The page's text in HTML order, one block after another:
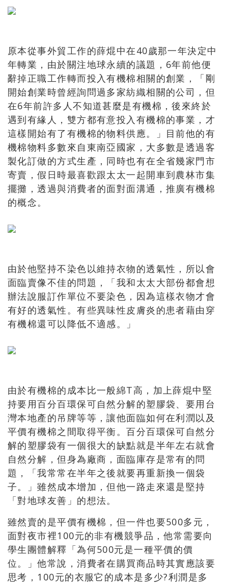
原本從事外貿工作的薛焜中在40歲那一年決定中
年轉業，由於關注地球永續的議題，6年前他便
辭掉正職工作轉而投入有機棉相關的創業，「剛
開始創業時曾經詢問過多家紡織相關的公司，但
在6年前許多人不知道甚麼是有機棉，後來終於
遇到有緣人，雙方都有意投入有機棉的事業，才
這樣開始有了有機棉的物料供應。」目前他的有
機棉物料多數來自東南亞國家，大多數是透過客
製化訂做的方式生產，同時也有在全省幾家門市
寄賣，假日時最喜歡跟太太一起開車到農林市集
擺攤，透過與消費者的面對面溝通，推廣有機棉
的概念。
由於他堅持不染色以維持衣物的透氣性，所以會
面臨賣像不佳的問題，「我和太太大部份都會想
辦法說服訂作單位不要染色，因為這樣衣物才會
有好的透氣性。有些異味性皮膚炎的患者藉由穿
有機棉還可以降低不適感。」
由於有機棉的成本比一般綿T高，加上薛焜中堅
持要用百分百環保可自然分解的塑膠袋、要用台
灣本地產的吊牌等等，讓他面臨如何在利潤以及
平價有機棉之間取得平衡。百分百環保可自然分
解的塑膠袋有一個很大的缺點就是半年左右就會
自然分解，但身為廠商，面臨庫存是常有的問
題，「我常常在半年之後就要再重新換一個袋
子。」雖然成本增加，但他一路走來還是堅持
「對地球友善」的想法。
雖然賣的是平價有機棉，但一件也要500多元，
面對夜市裡100元的非有機競爭品，他常需要向
學生團體解釋「為何500元是一種平價的價
位。」他常說，消費者在購買商品時其實應該要
思考，100元的衣服它的成本是多少?利潤是多